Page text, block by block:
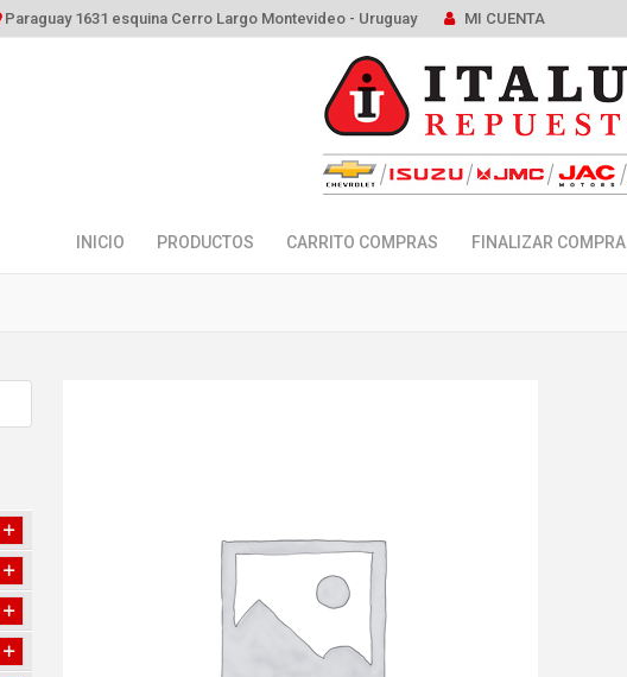
Paraguay 1631 esquina Cerro Largo Montevideo - Uruguay MI CUENTA
INICIO PRODUCTOS CARRITO COMPRAS FINALIZAR COMPRA